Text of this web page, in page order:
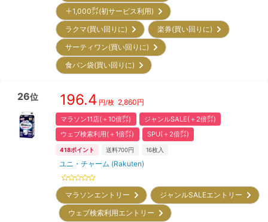
＋1,000㌽(初サービス利用)
ラクマ(買い回りに)
楽券(買い回りに)
サーティワン(買い回りに)
食パン袋(買い回りに)
26位 196.4 円/枚 2,860円
マラソン11店(＋10倍㌽)
ジャンルSALE(＋2倍㌽)
ウェブ検索利用(＋1倍㌽)
SPU(＋2倍㌽)
418ポイント 送料700円 16枚入
ユニ・チャーム (Rakuten)
マラソンエントリー
ジャンルSALEエントリー
ウェブ検索利用エントリー